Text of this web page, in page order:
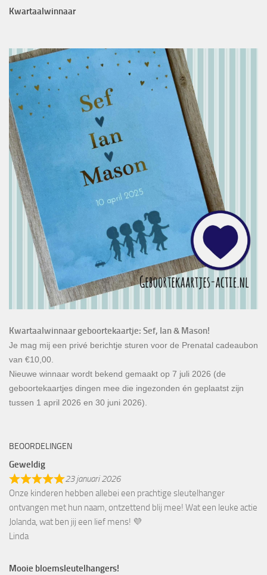
Kwartaalwinnaar
Kwartaalwinnaar geboortekaartje: Sef, Ian & Mason!
Je mag mij een privé berichtje sturen voor de Prenatal cadeaubon
van €10,00.
Nieuwe winnaar wordt bekend gemaakt op 7 juli 2026 (de
geboortekaartjes dingen mee die ingezonden én geplaatst zijn
tussen 1 april 2026 en 30 juni 2026).
BEOORDELINGEN
Geweldig
23 januari 2026
Onze kinderen hebben allebei een prachtige sleutelhanger
ontvangen met hun naam, ontzettend blij mee! Wat een leuke actie
Jolanda, wat ben jij een lief mens! 💜
Linda
Mooie bloemsleutelhangers!